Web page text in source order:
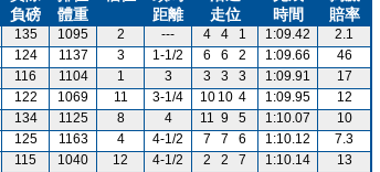
負磅
體重
距離
走位
時間
賠率
135 1095 2 --- 4 4 1 1:09.42
2.1
124 1137 3 1-1/2 6 6 2 1:09.66
46
116 1104 1 3 3 3 3 1:09.91
17
122 1069 11 3-1/4 10 10 4 1:09.95
12
134 1125 8 4 11 9 5 1:10.07
10
125 1163 4 4-1/2 7 7 6 1:10.12
7.3
115 1040 12 4-1/2 2 2 7 1:10.14
13